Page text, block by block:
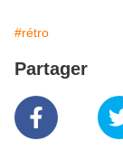
#rétro
Partager